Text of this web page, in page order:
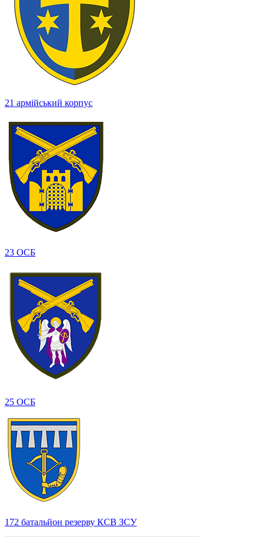
21 армійський корпус
23 ОСБ
25 ОСБ
172 батальйон резерву КСВ ЗСУ